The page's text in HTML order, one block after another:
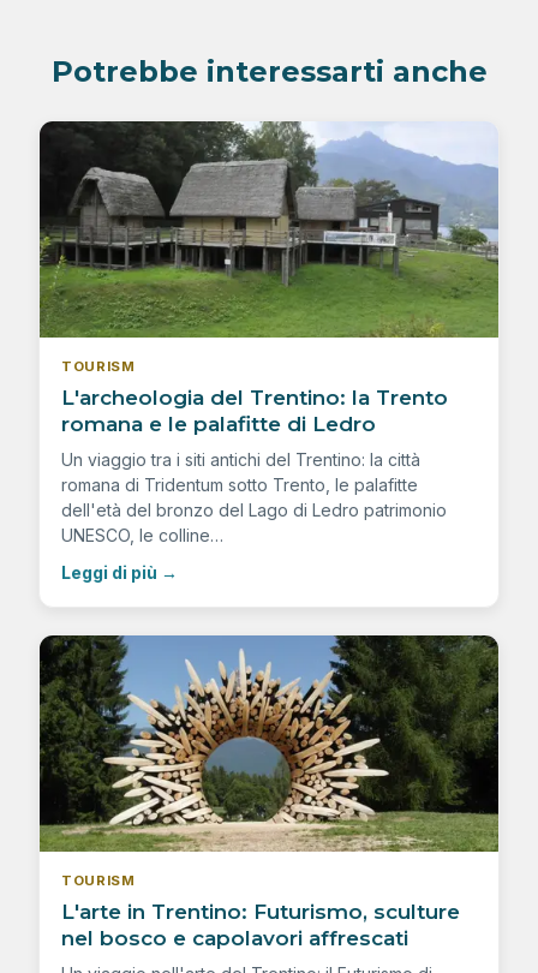
Potrebbe interessarti anche
TOURISM
L'archeologia del Trentino: la Trento
romana e le palafitte di Ledro
Un viaggio tra i siti antichi del Trentino: la città
romana di Tridentum sotto Trento, le palafitte
dell'età del bronzo del Lago di Ledro patrimonio
UNESCO, le colline…
Leggi di più →
TOURISM
L'arte in Trentino: Futurismo, sculture
nel bosco e capolavori affrescati